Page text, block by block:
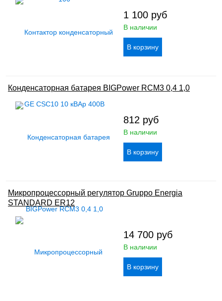
1 100 руб
В наличии
Конденсаторная батарея BIGPower RCM3 0,4 1,0
812 руб
В наличии
Микропроцессорный регулятор Gruppo Energia
STANDARD ER12
14 700 руб
В наличии